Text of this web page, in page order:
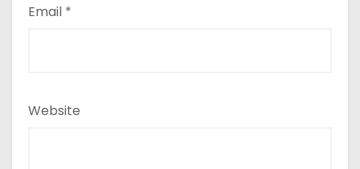
Email *
Website